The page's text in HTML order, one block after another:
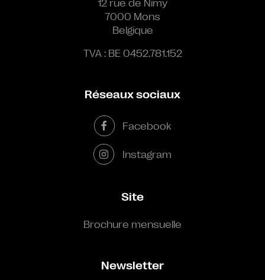
12 rue de Nimy
7000 Mons
Belgique
TVA : BE 0452.781.152
Réseaux sociaux
Facebook
Instagram
Site
Brochure mensuelle
Newsletter